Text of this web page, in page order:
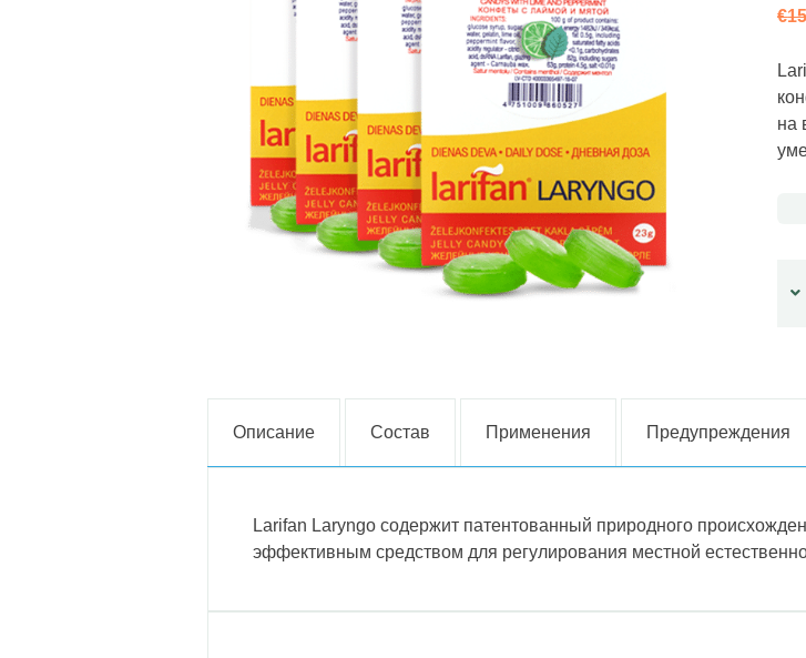
€
на
Описание Состав Применения Предупреждения
Larifan Laryngo содержит патентованный природного
эффективным средством для регулирования местной